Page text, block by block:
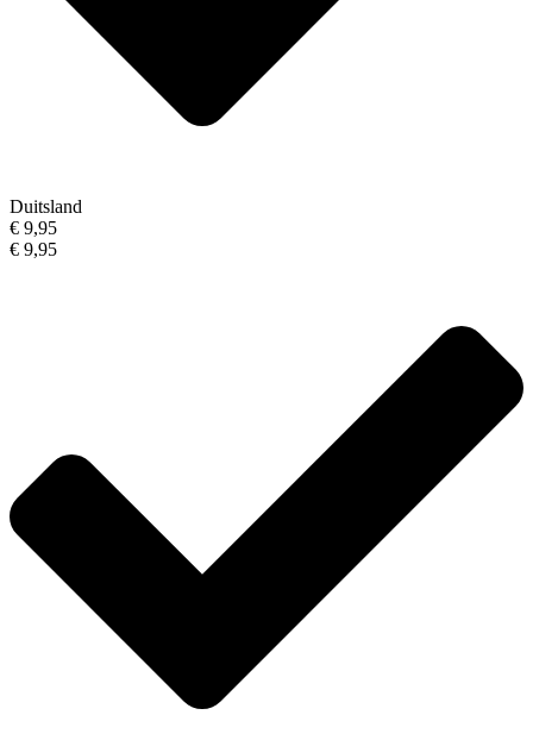
Duitsland
€ 9,95
€ 9,95